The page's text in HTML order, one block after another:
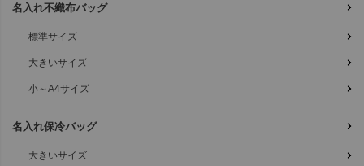
名入れ不織布バッグ
標準サイズ
大きいサイズ
小～A4サイズ
名入れ保冷バッグ
大きいサイズ